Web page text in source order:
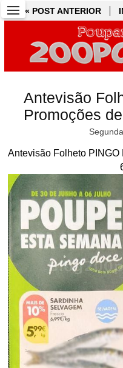
« POST ANTERIOR
Antevisão
Promoções
Antevisão Folheto
« POST ANTERIOR